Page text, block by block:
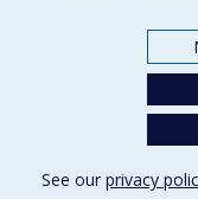
See our privacy